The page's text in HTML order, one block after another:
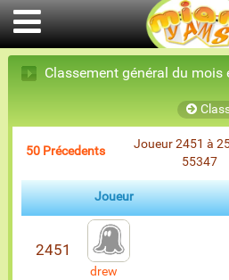
Classement général du mois
50 Précedents
Joueur 2451 à
55347
Joueur
2451
drew